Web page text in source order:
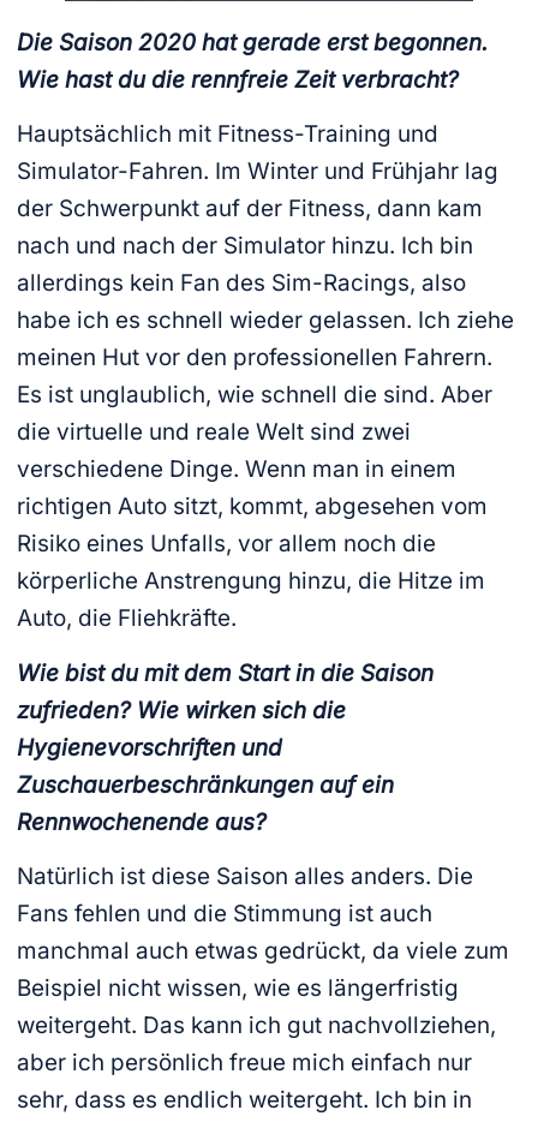
Die Saison 2020 hat gerade erst begonnen.
Wie hast du die rennfreie Zeit verbracht?
Hauptsächlich mit Fitness-Training und
Simulator-Fahren. Im Winter und Frühjahr lag
der Schwerpunkt auf der Fitness, dann kam
nach und nach der Simulator hinzu. Ich bin
allerdings kein Fan des Sim-Racings, also
habe ich es schnell wieder gelassen. Ich ziehe
meinen Hut vor den professionellen Fahrern.
Es ist unglaublich, wie schnell die sind. Aber
die virtuelle und reale Welt sind zwei
verschiedene Dinge. Wenn man in einem
richtigen Auto sitzt, kommt, abgesehen vom
Risiko eines Unfalls, vor allem noch die
körperliche Anstrengung hinzu, die Hitze im
Auto, die Fliehkräfte.
Wie bist du mit dem Start in die Saison
zufrieden? Wie wirken sich die
Hygienevorschriften und
Zuschauerbeschränkungen auf ein
Rennwochenende aus?
Natürlich ist diese Saison alles anders. Die
Fans fehlen und die Stimmung ist auch
manchmal auch etwas gedrückt, da viele zum
Beispiel nicht wissen, wie es längerfristig
weitergeht. Das kann ich gut nachvollziehen,
aber ich persönlich freue mich einfach nur
sehr, dass es endlich weitergeht. Ich bin in